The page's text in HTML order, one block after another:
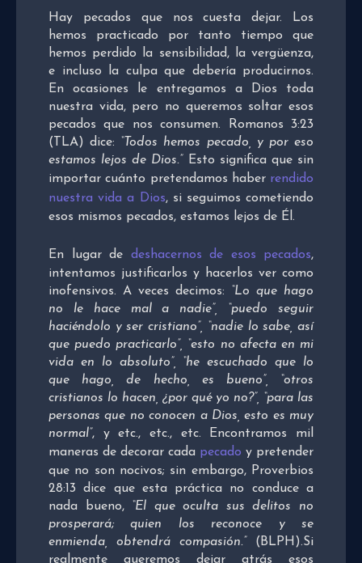
Hay pecados que nos cuesta dejar. Los
hemos practicado por tanto tiempo que
hemos perdido la sensibilidad, la vergüenza,
e incluso la culpa que debería producirnos.
En ocasiones le entregamos a Dios toda
nuestra vida, pero no queremos soltar esos
pecados que nos consumen. Romanos 3:23
(TLA) dice:
“Todos hemos pecado, y por eso
estamos lejos de Dios.” Esto significa que sin
importar cuánto pretendamos haber rendido
nuestra vida a Dios, si seguimos cometiendo
esos mismos pecados, estamos lejos de Él.
En lugar de deshacernos de esos pecados,
intentamos justificarlos y hacerlos ver como
inofensivos. A veces decimos:
“Lo que hago
no le hace mal a nadie”, “puedo seguir
haciéndolo y ser cristiano”, “nadie lo sabe, así
que puedo practicarlo”, “esto no afecta en mi
vida en lo absoluto”, “he escuchado que lo
que hago, de hecho, es bueno”, “otros
cristianos lo hacen, ¿por qué yo no?”, “para las
personas que no conocen a Dios, esto es muy
normal”, y etc., etc., etc. Encontramos mil
maneras de decorar cada pecado y pretender
que no son nocivos; sin embargo, Proverbios
28:13 dice que esta práctica no conduce a
nada bueno,
“El que oculta sus delitos no
prosperará;quien los reconoce y se
enmienda, obtendrá compasión.” (BLPH).Si
realmente queremos dejar atrás esos